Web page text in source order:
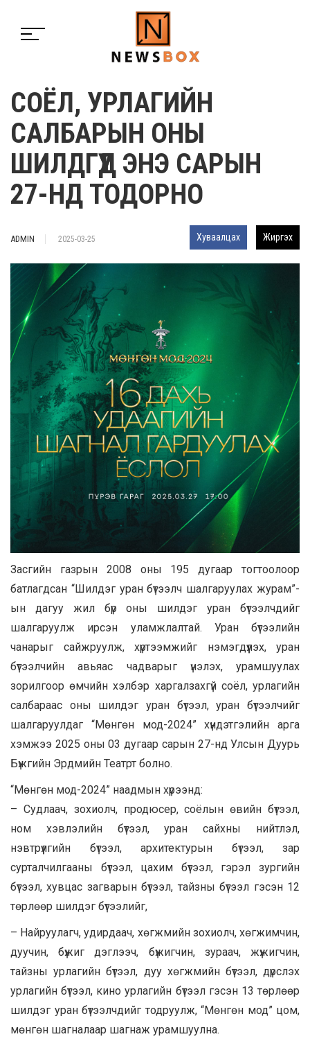
СОЁЛ, УРЛАГИЙН
САЛБАРЫН ОНЫ
ШИЛДГҮҮД ЭНЭ САРЫН
27-НД ТОДОРНО
ADMIN 2025-03-25 Хуваалцах Жиргэх
Засгийн газрын 2008 оны 195 дугаар тогтоолоор
батлагдсан “Шилдэг уран бүтээлч шалгаруулах журам”-
ын дагуу жил бүр оны шилдэг уран бүтээлчдийг
шалгаруулж ирсэн уламжлалтай. Уран бүтээлийн
чанарыг сайжруулж, хүртээмжийг нэмэгдүүлэх, уран
бүтээлчийн авьяас чадварыг үнэлэх, урамшуулах
зорилгоор өмчийн хэлбэр харгалзахгүй соёл, урлагийн
салбараас оны шилдэг уран бүтээл, уран бүтээлчийг
шалгаруулдаг “Мөнгөн мод-2024” хүндэтгэлийн арга
хэмжээ 2025 оны 03 дугаар сарын 27-нд Улсын Дуурь
Бүжгийн Эрдмийн Театрт болно.
“Мөнгөн мод-2024” наадмын хүрээнд:
– Судлаач, зохиолч, продюсер, соёлын өвийн бүтээл,
ном хэвлэлийн бүтээл, уран сайхны нийтлэл,
нэвтрүүлгийн бүтээл, архитектурын бүтээл, зар
сурталчилгааны бүтээл, цахим бүтээл, гэрэл зургийн
бүтээл, хувцас загварын бүтээл, тайзны бүтээл гэсэн 12
төрлөөр шилдэг бүтээлийг,
– Найруулагч, удирдаач, хөгжмийн зохиолч, хөгжимчин,
дуучин, бүжиг дэглээч, бүжигчин, зураач, жүжигчин,
тайзны урлагийн бүтээл, дуу хөгжмийн бүтээл, дүрслэх
урлагийн бүтээл, кино урлагийн бүтээл гэсэн 13 төрлөөр
шилдэг уран бүтээлчдийг тодруулж, “Мөнгөн мод” цом,
мөнгөн шагналаар шагнаж урамшуулна.